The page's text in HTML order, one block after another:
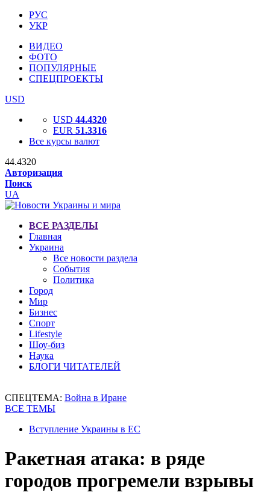
РУС
УКР
ВИДЕО
ФОТО
ПОПУЛЯРНЫЕ
СПЕЦПРОЕКТЫ
USD
USD 44.4320
EUR 51.3316
Все курсы валют
44.4320
Авторизация
Поиск
UA
ВСЕ РАЗДЕЛЫ
Главная
Украина
Все новости раздела
События
Политика
Город
Мир
Бизнес
Спорт
Lifestyle
Шоу-биз
Наука
БЛОГИ ЧИТАТЕЛЕЙ
СПЕЦТЕМА: Война в Иране
ВСЕ ТЕМЫ
Вступление Украины в ЕС
Ракетная атака: в ряде
городов прогремели взрывы